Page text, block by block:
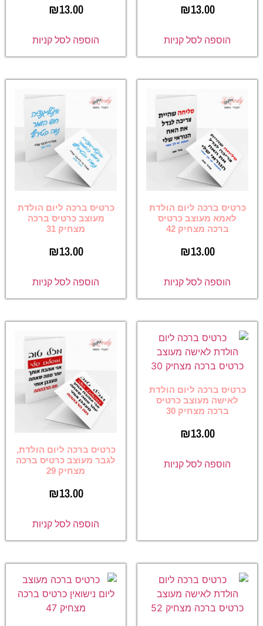
₪13.00
הוספה לסל קניות
₪13.00
הוספה לסל קניות
כרטיס ברכה ליום הולדת
לאמא מעוצב כרטיס
ברכה מצחיק 42
₪13.00
הוספה לסל קניות
כרטיס ברכה ליום הולדת
מעוצב כרטיס ברכה
מצחיק 31
₪13.00
הוספה לסל קניות
כרטיס ברכה ליום הולדת
לאישה מעוצב כרטיס
ברכה מצחיק 30
₪13.00
הוספה לסל קניות
כרטיס ברכה ליום הולדת,
לגבר מעוצב כרטיס ברכה
מצחיק 29
₪13.00
הוספה לסל קניות